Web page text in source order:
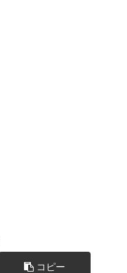
コピー